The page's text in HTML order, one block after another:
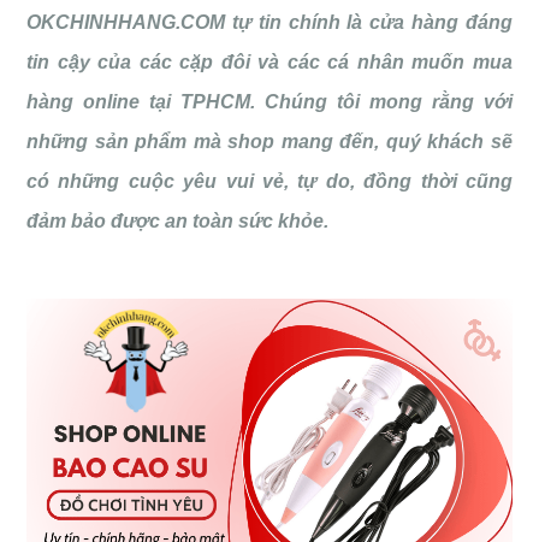
OKCHINHHANG.COM tự tin chính là cửa hàng đáng
tin cậy của các cặp đôi và các cá nhân muốn mua
hàng online tại TPHCM. Chúng tôi mong rằng với
những sản phẩm mà shop mang đến, quý khách sẽ
có những cuộc yêu vui vẻ, tự do, đồng thời cũng
đảm bảo được an toàn sức khỏe.